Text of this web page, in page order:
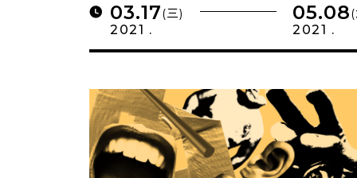
03.17(三)
2021 .
05.08
2021 .